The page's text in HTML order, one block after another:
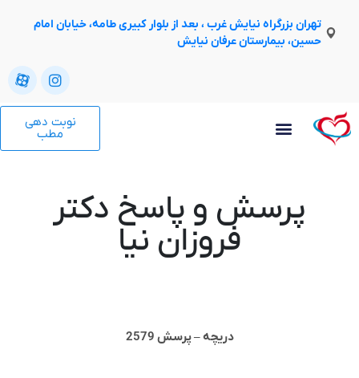
تهران بزرگراه نیایش غرب ، بعد از بلوار کبیری طامه، خیابان امام
حسین، بیمارستان عرفان نیایش
نوبت دهی
پرسش و پاسخ دکتر
فروزان نیا
دريچه – پرسش 2579